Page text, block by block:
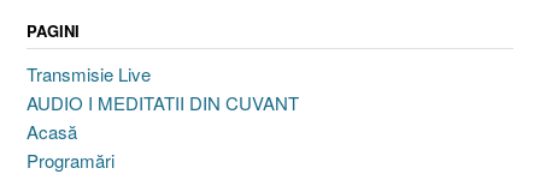
PAGINI
Transmisie Live
AUDIO I MEDITATII DIN CUVANT
Acasă
Programări